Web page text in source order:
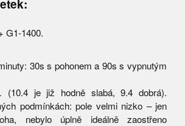
G1-1400.
30s s pohonem a 90s s vypnutým
(10.4 je již hodně slabá, 9.4 dobrá).
podmínkách: pole velmi nizko – jen
nebylo úplně ideálně zaostřeno